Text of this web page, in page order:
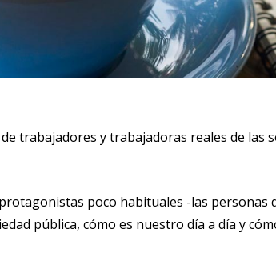
trabajadores y trabajadoras reales de
poco habituales -las
pública, cómo es nuestro día a día y